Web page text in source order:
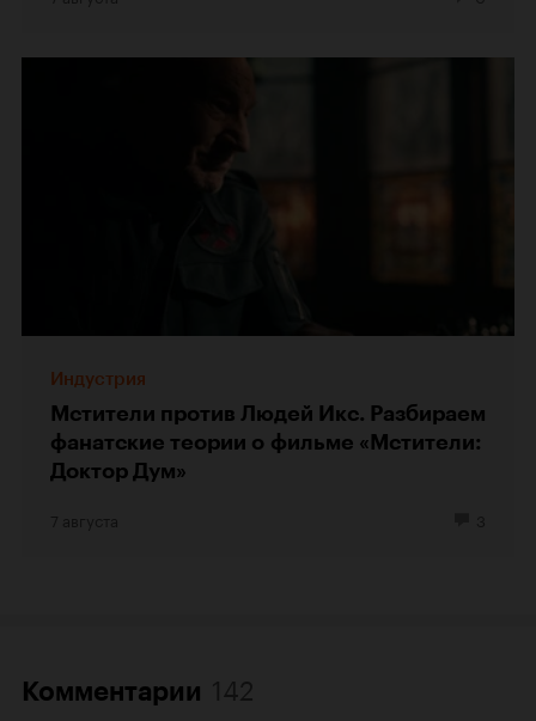
Индустрия
Мстители против Людей Икс. Разбираем
фанатские теории о фильме «Мстители:
Доктор Дум»
Комментарии